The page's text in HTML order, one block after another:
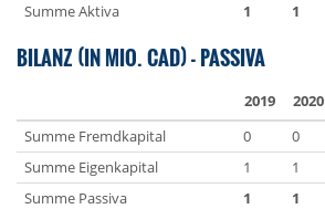
Summe Aktiva
1 1
BILANZ (IN MIO. CAD) - PASSIVA
2019 2020
Summe Fremdkapital
0 0
Summe Eigenkapital
1 1
Summe Passiva
1 1